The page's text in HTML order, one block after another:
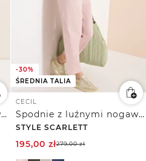
Jeansy z prostymi nogawkami
-30%
ŚREDNIA TALIA
CECIL
Spodnie z luźnymi nogawkami Mid Waist w stylu Casual Fit
STYLE SCARLETT
195,00 zł279,00zł